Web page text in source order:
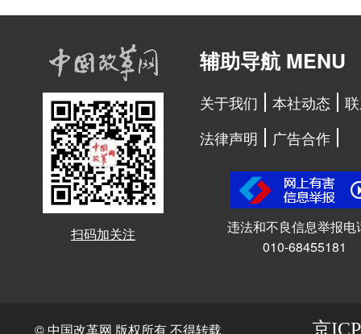
扫码加关注
辅助导航 MENU
关于我们 本社动态
法律声明
广告合作
违法和不良信息举报电
010-68455181
© 中国改革网 版权所有 不得转载 京